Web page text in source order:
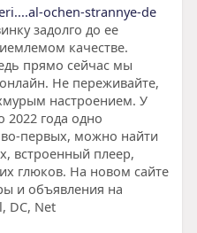
ochen-strannye-de
задолго до ее
качестве.
прямо сейчас мы
Не переживайте,
настроением. У
2022 года одно
первых, можно найти
встроенный плеер,
глюков. На новом сайте
и объявления на
DC, Net